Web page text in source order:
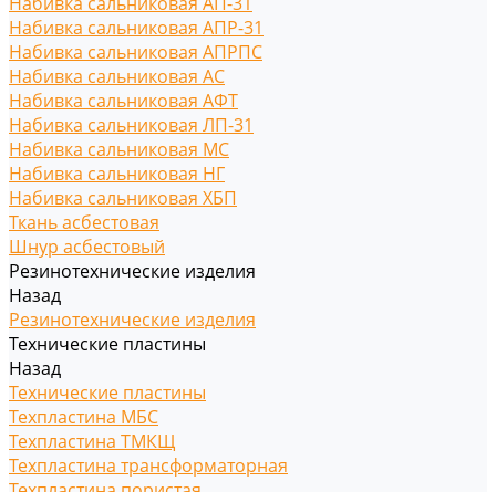
Набивка сальниковая АПР-31
Набивка сальниковая АПРПС
Набивка сальниковая АС
Набивка сальниковая АФТ
Набивка сальниковая ЛП-31
Набивка сальниковая МС
Набивка сальниковая НГ
Набивка сальниковая ХБП
Ткань асбестовая
Шнур асбестовый
Резинотехнические изделия
Назад
Резинотехнические изделия
Технические пластины
Назад
Технические пластины
Техпластина МБС
Техпластина ТМКЩ
Техпластина трансформаторная